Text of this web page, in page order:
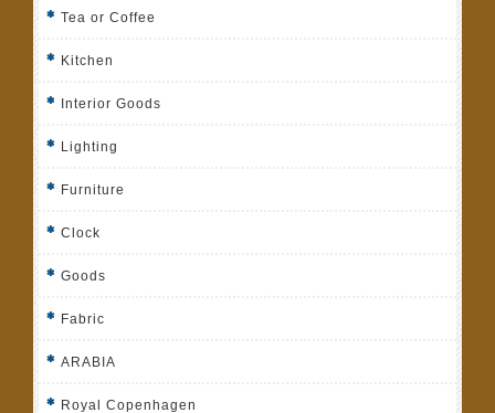
Tea or Coffee
Kitchen
Interior Goods
Lighting
Furniture
Clock
Goods
Fabric
ARABIA
Royal Copenhagen